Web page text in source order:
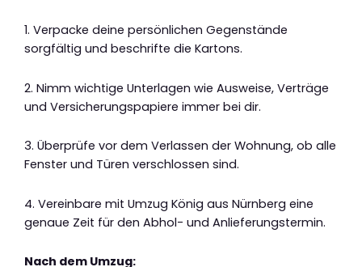
1. Verpacke deine persönlichen Gegenstände
sorgfältig und beschrifte die Kartons.
2. Nimm wichtige Unterlagen wie Ausweise, Verträge
und Versicherungspapiere immer bei dir.
3. Überprüfe vor dem Verlassen der Wohnung, ob alle
Fenster und Türen verschlossen sind.
4. Vereinbare mit Umzug König aus Nürnberg eine
genaue Zeit für den Abhol- und Anlieferungstermin.
Nach dem Umzug: